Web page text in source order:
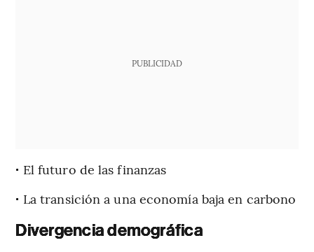
PUBLICIDAD
· El futuro de las finanzas
· La transición a una economía baja en carbono
Divergencia demográfica